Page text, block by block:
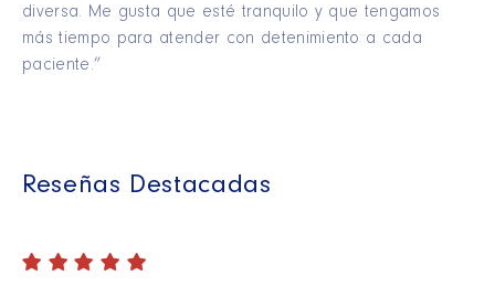
diversa. Me gusta que esté tranquilo y que tengamos
más tiempo para atender con detenimiento a cada
paciente.”
Reseñas Destacadas